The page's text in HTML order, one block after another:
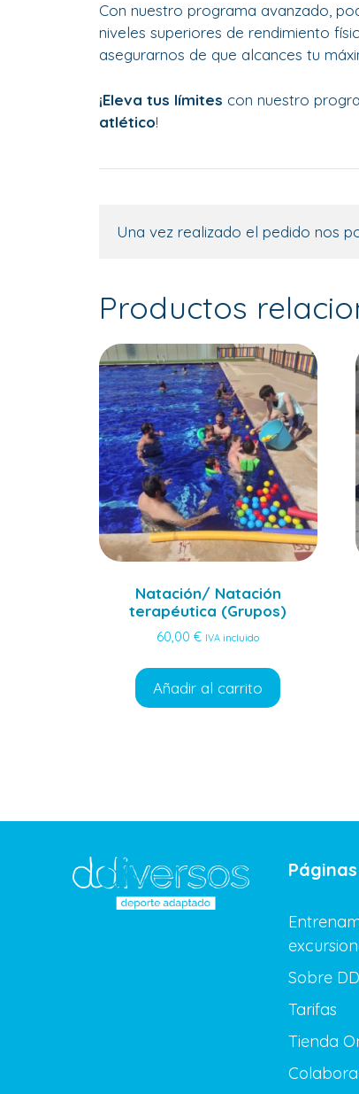
Con nuestro programa avanzado,
niveles superiores de rendimiento
asegurarnos de que alcances tu
¡Eleva tus límites con nuestro
atlético!
Una vez realizado el pedido nos
Productos
Natación/ Natación
terapéutica (Grupos)
60,00€ IVA incluido
Añadir al carrito
Páginas
Sobre
Tarifas
Tienda